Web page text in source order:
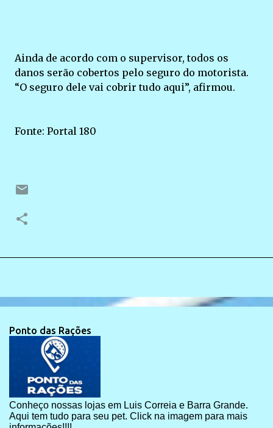
Ainda de acordo com o supervisor, todos os
danos serão cobertos pelo seguro do motorista.
“O seguro dele vai cobrir tudo aqui”, afirmou.
Fonte: Portal 180
Ponto das Rações
Conheço nossas lojas em Luis Correia e Barra Grande.
Aqui tem tudo para seu pet. Click na imagem para mais